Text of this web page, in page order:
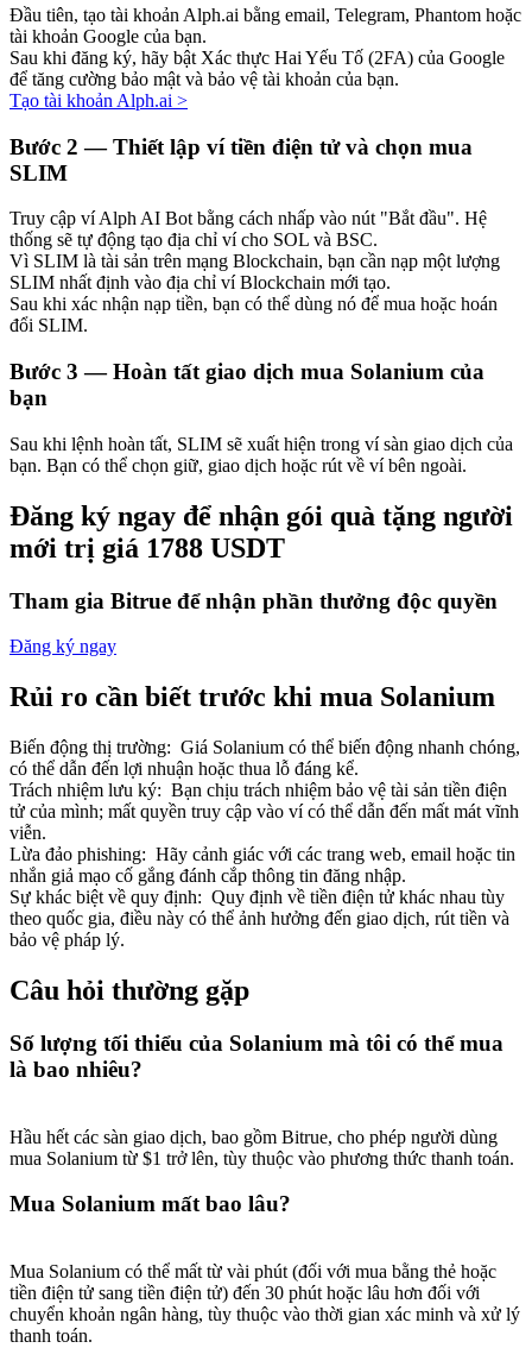
Đầu tư cố định và quản lý tài chính
Tận hưởng việc quản lý tài chính hiện tại và thu nhập lâu dài
Staking 101
Bitrue
AI
Đối tác Bitrue
Lên đến 65% hoa hồng!
Mời một người bạn để nhận phần thưởng tiền mặt
BTC Welcome Rewards
Đầu tiên, tạo tài khoản Alph.ai bằng email, Telegram, Phantom hoặc
tài khoản Google của bạn.
Sau khi đăng ký, hãy bật Xác thực Hai Yếu Tố (2FA) của Google
để tăng cường bảo mật và bảo vệ tài khoản của bạn.
Tạo tài khoản Alph.ai >
Bước 2 — Thiết lập ví tiền điện tử và chọn mua
SLIM
Truy cập ví Alph AI Bot bằng cách nhấp vào nút "Bắt đầu". Hệ
thống sẽ tự động tạo địa chỉ ví cho SOL và BSC.
Vì SLIM là tài sản trên mạng Blockchain, bạn cần nạp một lượng
SLIM nhất định vào địa chỉ ví Blockchain mới tạo.
Sau khi xác nhận nạp tiền, bạn có thể dùng nó để mua hoặc hoán
đổi SLIM.
Bước 3 —Hoàn tất giao dịch mua Solanium của
bạn
Sau khi lệnh hoàn tất, SLIM sẽ xuất hiện trong ví sàn giao dịch của
bạn. Bạn có thể chọn giữ, giao dịch hoặc rút về ví bên ngoài.
Đăng ký ngay để nhận gói quà tặng người
mới trị giá 1788 USDT
Tham gia Bitrue để nhận phần thưởng độc quyền
Đăng ký ngay
Rủi ro cần biết trước khi mua Solanium
Biến động thị trường: Giá Solanium có thể biến động nhanh chóng,
có thể dẫn đến lợi nhuận hoặc thua lỗ đáng kể.
Trách nhiệm lưu ký: Bạn chịu trách nhiệm bảo vệ tài sản tiền điện
tử của mình; mất quyền truy cập vào ví có thể dẫn đến mất mát vĩnh
viễn.
Lừa đảo phishing: Hãy cảnh giác với các trang web, email hoặc tin
nhắn giả mạo cố gắng đánh cắp thông tin đăng nhập.
Sự khác biệt về quy định: Quy định về tiền điện tử khác nhau tùy
theo quốc gia, điều này có thể ảnh hưởng đến giao dịch, rút tiền và
bảo vệ pháp lý.
Câu hỏi thường gặp
Số lượng tối thiểu của Solanium mà tôi có thể mua
là bao nhiêu?
Hầu hết các sàn giao dịch, bao gồm Bitrue, cho phép người dùng
mua Solanium từ $1 trở lên, tùy thuộc vào phương thức thanh toán.
Mua Solanium mất bao lâu?
Mua Solanium có thể mất từ vài phút (đối với mua bằng thẻ hoặc
tiền điện tử sang tiền điện tử) đến 30 phút hoặc lâu hơn đối với
chuyển khoản ngân hàng, tùy thuộc vào thời gian xác minh và xử lý
thanh toán.